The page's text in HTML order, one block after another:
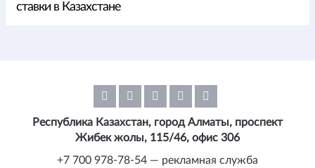
ставки в Казахстане
Республика Казахстан, город Алматы, проспект
Жибек жолы, 115/46, офис 306
+7 700 978-78-54 — рекламная служба